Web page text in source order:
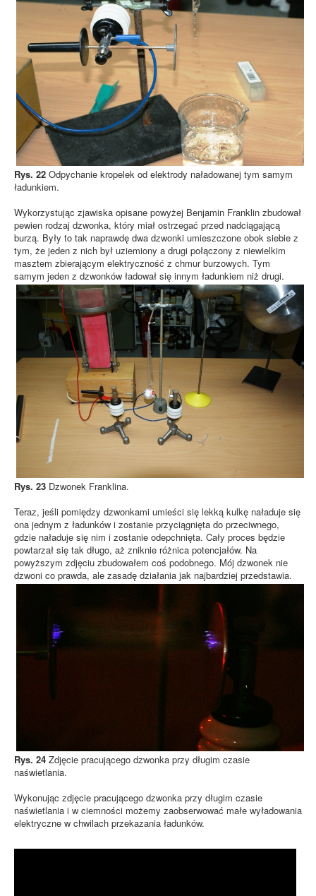
Rys. 22 Odpychanie kropelek od elektrody naładowanej tym samym
ładunkiem.
Wykorzystując zjawiska opisane powyżej Benjamin Franklin zbudował
pewien rodzaj dzwonka, który miał ostrzegać przed nadciągającą
burzą. Były to tak naprawdę dwa dzwonki umieszczone obok siebie z
tym, że jeden z nich był uziemiony a drugi połączony z niewielkim
masztem zbierającym elektryczność z chmur burzowych. Tym
samym jeden z dzwonków ładował się innym ładunkiem niż drugi.
Rys. 23 Dzwonek Franklina.
Teraz, jeśli pomiędzy dzwonkami umieści się lekką kulkę naładuje się
ona jednym z ładunków i zostanie przyciągnięta do przeciwnego,
gdzie naładuje się nim i zostanie odepchnięta. Cały proces będzie
powtarzał się tak długo, aż zniknie różnica potencjałów. Na
powyższym zdjęciu zbudowałem coś podobnego. Mój dzwonek nie
dzwoni co prawda, ale zasadę działania jak najbardziej przedstawia.
Rys. 24 Zdjęcie pracującego dzwonka przy długim czasie
naświetlania.
Wykonując zdjęcie pracującego dzwonka przy długim czasie
naświetlania i w ciemności możemy zaobserwować małe wyładowania
elektryczne w chwilach przekazania ładunków.